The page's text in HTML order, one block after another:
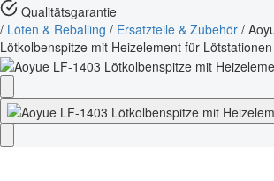
Qualitätsgarantie
/ Löten & Reballing / Ersatzteile & Zubehör /
Lötkolbenspitze mit Heizelement für Lötstationen